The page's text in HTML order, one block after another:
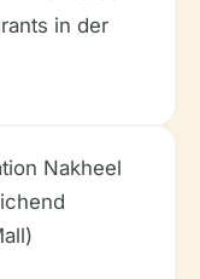
in der
Nakheel